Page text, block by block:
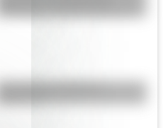
¿Es el Truco realmente